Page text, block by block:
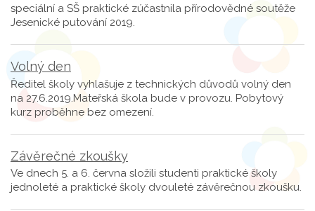
speciální a SŠ praktické zúčastnila přírodovědné soutěže
Jesenické putování 2019.
Volný den
Ředitel školy vyhlašuje z technických důvodů volný den
na 27.6.2019.Mateřská škola bude v provozu. Pobytový
kurz proběhne bez omezení.
Závěrečné zkoušky
Ve dnech 5. a 6. června složili studenti praktické školy
jednoleté a praktické školy dvouleté závěrečnou zkoušku.